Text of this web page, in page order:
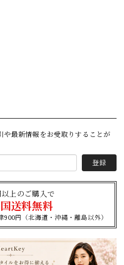
や最新情報をお受取りすることが
登録
上のご購入で
送料無料
円（北海道・沖縄・離島以外）